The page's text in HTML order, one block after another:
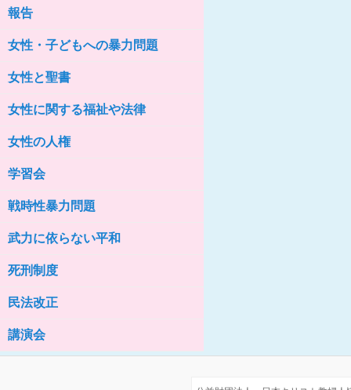
ス No.77
女性の家HELP ネットワークニュー
ス No.76
報告
女性・子どもへの暴力問題
女性と聖書
女性に関する福祉や法律
女性の人権
学習会
戦時性暴力問題
武力に依らない平和
死刑制度
民法改正
講演会